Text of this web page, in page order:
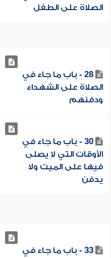
الصلاة على الطفل
28 - باب ما جاء في
الصلاة على الشهداء
ودفنهم
30 - باب ما جاء في
الأوقات التي لا يصلى
فيها على الميت ولا
يدفن
33 - باب ما جاء في